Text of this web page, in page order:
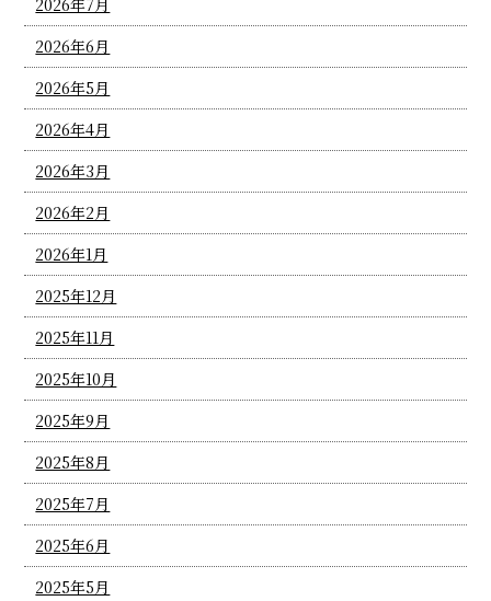
2026年6月
2026年5月
2026年4月
2026年3月
2026年2月
2026年1月
2025年12月
2025年11月
2025年10月
2025年9月
2025年8月
2025年7月
2025年6月
2025年5月